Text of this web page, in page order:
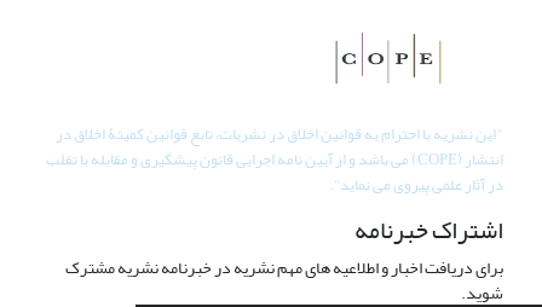
"این نشریه با احترام به قوانین اخلاق در نشریات، تابع قوانین کمیتۀ اخلاق در
انتشار (COPE) می باشد و از آیین نامه اجرایی قانون پیشگیری و مقابله با تقلب
در آثار علمی پیروی می نماید".
اشتراک خبرنامه
برای دریافت اخبار و اطلاعیه های مهم نشریه در خبرنامه نشریه مشترک
شوید.